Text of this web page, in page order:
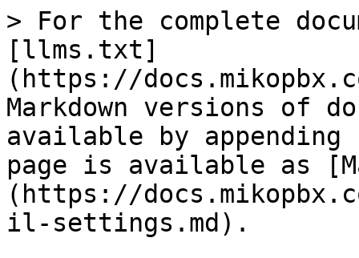
> For the complete
[llms.txt]
(https://
Markdown versions of
available by
page is available as
(https://
il-settings.md).